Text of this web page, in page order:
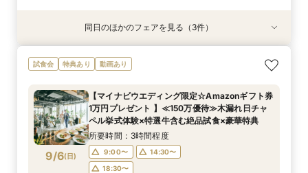
特典あり
9/5(土)
短期間でも理想が叶う◆安心サポート×豪華特典
付フェア
9:00〜
14:30〜
18:30〜
フェアを予約
特典あり
9/5(土)
【マイナビ限定*カジュアル派に人気】1.5次会や
パーティスタイルを検討中の方へ｜貸切邸宅で叶
所要時間：3時間程度
9:00〜
14:30〜
18:30〜
フェアを予約
特典あり
9/5(土)
【ゲスト満足◎】絶品料理×オープンキッチン演
出＊豪華4万試食
9:00〜
14:30〜
18:30〜
フェアを予約
同日のほかのフェアを見る（3件）
試食会 特典あり 動画あり
9/6(日)
【マイナビウエディング限定☆Amazonギフト券
1万円プレゼント 】≪150万優待≫木漏れ日チャ
ペル挙式体験×特選牛含む絶品試食×豪華特典
所要時間：3時間程度
9:00〜
14:30〜
18:30〜